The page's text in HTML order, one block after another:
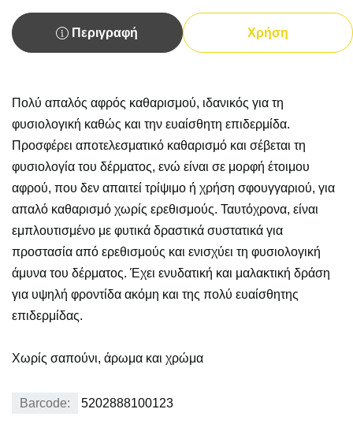
Περιγραφή Χρήση
Πολύ απαλός αφρός καθαρισμού, ιδανικός για τη
φυσιολογική καθώς και την ευαίσθητη επιδερμίδα.
Προσφέρει αποτελεσματικό καθαρισμό και σέβεται τη
φυσιολογία του δέρματος, ενώ είναι σε μορφή έτοιμου
αφρού, που δεν απαιτεί τρίψιμο ή χρήση σφουγγαριού, για
απαλό καθαρισμό χωρίς ερεθισμούς. Ταυτόχρονα, είναι
εμπλουτισμένο με φυτικά δραστικά συστατικά για
προστασία από ερεθισμούς και ενισχύει τη φυσιολογική
άμυνα του δέρματος. Έχει ενυδατική και μαλακτική δράση
για υψηλή φροντίδα ακόμη και της πολύ ευαίσθητης
επιδερμίδας.
Χωρίς σαπούνι, άρωμα και χρώμα
Barcode: 5202888100123